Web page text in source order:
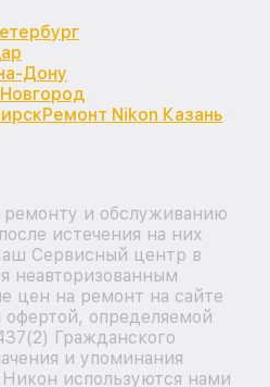
Дону
Ремонт Nikon Казань
ремонту и обслуживанию
истечения на них
Сервисный центр в
неавторизованным
цен на ремонт на сайте
офертой, определяемой
Гражданского
и упоминания
используются нами